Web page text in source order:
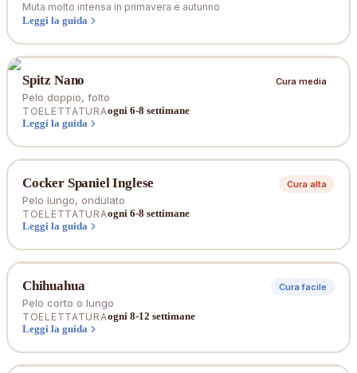
Muta molto intensa in primavera e autunno
Leggi la guida
Spitz Nano Cura media
Pelo doppio, folto
TOELETTATURAogni 6-8 settimane
Leggi la guida
Cocker Spaniel Inglese Cura alta
Pelo lungo, ondulato
TOELETTATURAogni 6-8 settimane
Leggi la guida
Chihuahua Cura facile
Pelo corto o lungo
TOELETTATURAogni 8-12 settimane
Leggi la guida